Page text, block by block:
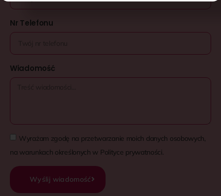
Nr Telefonu
Wiadomość
Wyrażam zgodę na przetwarzanie moich danych osobowych,
na warunkach określonych w Polityce prywatności.
Wyślij wiadomość